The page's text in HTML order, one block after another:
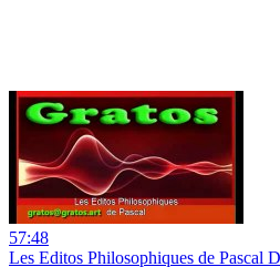
57:48
Les Editos Philosophiques de Pascal